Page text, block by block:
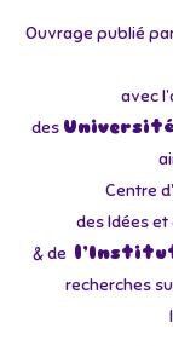
Ouvrage publié
avec
des
Centre
des Idées
& de l’Institut
recherches